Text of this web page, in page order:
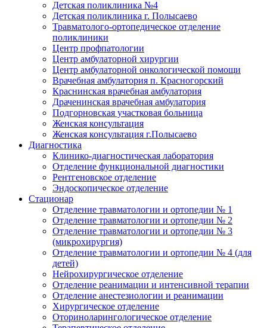
Детская поликлиника №4
Детская поликлиника г. Полысаево
Травматолого-ортопедическое отделение
поликлиники
Центр профпатологии
Центр амбулаторной хирургии
Центр амбулаторной онкологической помощи
Врачебная амбулатория п. Красногорский
Краснинская врачебная амбулатория
Драченинская врачебная амбулатория
Подгорновская участковая больница
Женская консультация
Женская консультация г.Полысаево
Диагностика
Клинико-диагностическая лаборатория
Отделение функциональной диагностики
Рентгеновское отделение
Эндоскопическое отделение
Стационар
Отделение травматологии и ортопедии № 1
Отделение травматологии и ортопедии № 2
Отделение травматологии и ортопедии № 3
(микрохирургия)
Отделение травматологии и ортопедии № 4 (для
детей)
Нейрохирургическое отделение
Отделение реанимации и интенсивной терапии
Отделение анестезиологии и реанимации
Хирургическое отделение
Оториноларингологическое отделение